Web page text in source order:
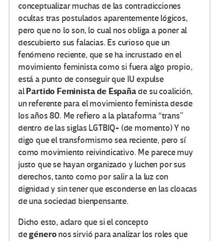
conceptualizar muchas de las contradicciones
ocultas tras postulados aparentemente lógicos,
pero que no lo son, lo cual nos obliga a poner al
descubierto sus falacias. Es curioso que un
fenómeno reciente, que se ha incrustado en el
movimiento feminista como si fuera algo propio,
está a punto de conseguir que IU expulse
alPartido Feminista de Españade su coalición,
un referente para el movimiento feminista desde
los años 80. Me refiero a la plataforma “trans”
dentro de las siglas LGTBIQ+ (de momento) Y no
digo que el transformismo sea reciente, pero sí
como movimiento reivindicativo. Me parece muy
justo que se hayan organizado y luchen por sus
derechos, tanto como por salir a la luz con
dignidad y sin tener que esconderse en las cloacas
de una sociedad bienpensante.
Dicho esto, aclaro que si el concepto
degéneronos sirvió para analizar los roles que